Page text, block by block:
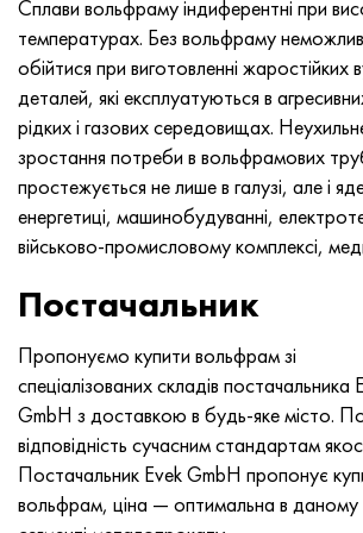
Сплави вольфраму індиферентні при
температурах. Без вольфраму
обійтися при виготовленні жаростійких
деталей, які експлуатуються в
рідких і газових середовищах.
зростання потреби в вольфрамових
простежується не лише в галузі, але і
енергетиці, машинобудуванні,
військово-промисловому комплексі,
Постачальник
Пропонуємо купити вольфрам зі
спеціалізованих складів постачальника
GmbH з доставкою в будь-яке місто.
відповідність сучасним стандартам
Постачальник Evek GmbH пропонує
вольфрам, ціна — оптимальна в даному
MP159
Multimet n155
Никрофер 5923 hMo
Никрофер 6030
Нитроник 40
Нитроник 50
Нитроник 60
Нитроник 75
Нимоник 80а
Стрічка, коло, дріт 56ДГНХ
Стрічка 68НХВКТЮ
труба 79НМ
Стрічка, коло, дріт 80НМ
80НМВ-ВІ
80НХС
81НМА
Види прецизійних сплавів
термобіметалів
Лист, круг, дріт ХН73МБТЮ
Труба ХН70Ю
Труба ХН75МБТЮ
Лист, круг, дріт ХН75ТБЮ
Лист, круг, дріт ХН77ТЮ
труба ХН77ТЮР
труба ХН78Т
Лист, круг, дріт ХН80ТБЮ
Лист, круг, дріт Н65М
5B
ТЛ5
АТ-6
МС-6
14 титан
СП -17
40 титан
1.4567 - aisi 304Cu
1.4570 - aisi303Cu
1.4574 - Alloy PH 15-7 Mo®
1.4580 - aisi 316Cb
1.4597 - aisi 204Cu
Сплав 28 - 1.4563
Сплав 31 - 1.4562
Сплав 254smo® - 1.4547
Сплав 926 - 1.4529
15Х16Н2АМ
18Х11МНФБ
18Х12ВМБФР
20Х12ВНМФ
20Х3МВФ
21НКМТ
37Х12Н8Г8МФБ
40Х10С2М
40Х9С2
30Х, aisi 5130, 30h
30хгс, 30hgs
30ХГСА, 30hgsa
30хгсн2а, 30hgsna
30хн2ма, 30CrNiMo8
30хн3а, 31nicr14
34хн3ма, 36NiCrMo16, 35NiCrMo16
35hgs, 35хгс
35hgsa, 35ХГСА